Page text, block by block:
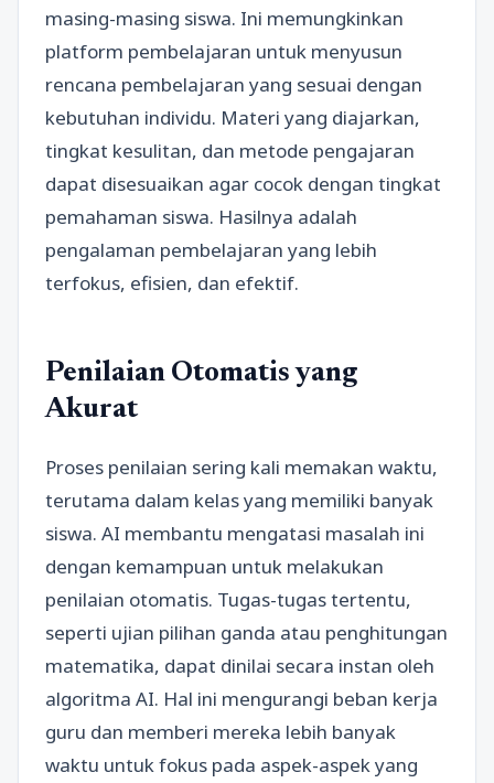
masing-masing siswa. Ini memungkinkan
platform pembelajaran untuk menyusun
rencana pembelajaran yang sesuai dengan
kebutuhan individu. Materi yang diajarkan,
tingkat kesulitan, dan metode pengajaran
dapat disesuaikan agar cocok dengan tingkat
pemahaman siswa. Hasilnya adalah
pengalaman pembelajaran yang lebih
terfokus, efisien, dan efektif.
Penilaian Otomatis yang
Akurat
Proses penilaian sering kali memakan waktu,
terutama dalam kelas yang memiliki banyak
siswa. AI membantu mengatasi masalah ini
dengan kemampuan untuk melakukan
penilaian otomatis. Tugas-tugas tertentu,
seperti ujian pilihan ganda atau penghitungan
matematika, dapat dinilai secara instan oleh
algoritma AI. Hal ini mengurangi beban kerja
guru dan memberi mereka lebih banyak
waktu untuk fokus pada aspek-aspek yang